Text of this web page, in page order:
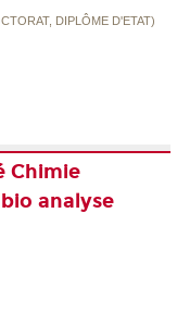
DIPLÔME D'ETAT)
Chimie
analyse